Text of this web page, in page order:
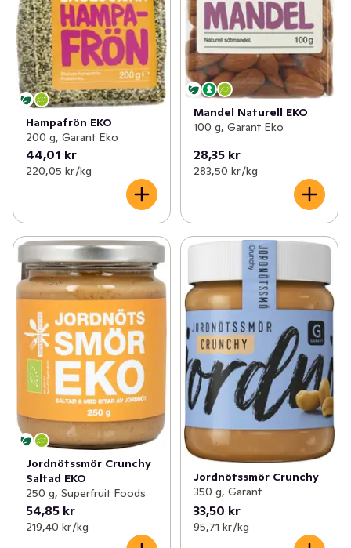
Hampafrön EKO
200 g, Garant Eko
44,01 kr
220,05 kr /kg
Mandel Naturell EKO
100 g, Garant Eko
28,35 kr
283,50 kr /kg
Jordnötssmör Crunchy
Saltad EKO
250 g, Superfruit Foods
54,85 kr
219,40 kr /kg
Jordnötssmör Crunchy
350 g, Garant
33,50 kr
95,71 kr /kg